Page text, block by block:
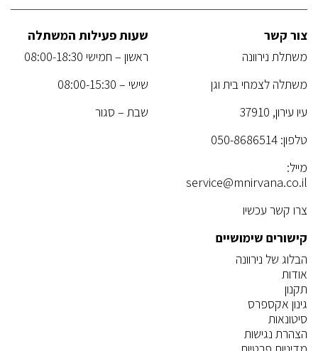
צור קשר
משתלת נירוונה
משתלה לצמחי בית וגן
עיו עירון, 37910
טלפון: 050-8686514
מייל:
service@mnirvana.co.il
צרו קשר עכשיו
שעות פעילות המשתלה
ראשון – חמישי 08:00-18:30
שישי – 08:00-15:30
שבת – סגור
קישורים שימושיים
הבלוג של נירוונה
אודות
תקנון
גינון אקספרס
סיטונאות
הצהרת נגישות